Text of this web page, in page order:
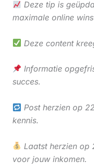
Deze tip is
maximale online
Deze content
Informatie
succes.
Post herzien op
kennis.
Laatst herzien op
voor jouw inkomen.